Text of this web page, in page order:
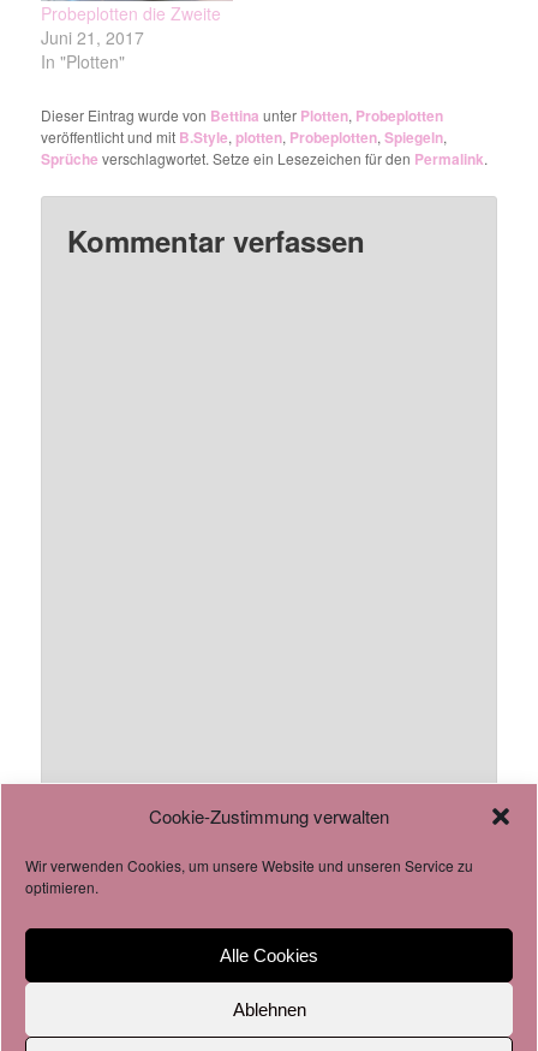
Cookie-Zustimmung verwalten
Wir verwenden Cookies, um unsere Website und unseren Service zu
optimieren.
Alle Cookies
Ablehnen
Probeplotten die Zweite
Juni 21, 2017
In "Plotten"
Dieser Eintrag wurde von Bettina unter Plotten, Probeplotten
veröffentlicht und mit B.Style,plotten, Probeplotten,Spiegeln,
Sprüche verschlagwortet. Setze ein Lesezeichen für den Permalink.
Kommentar verfassen
AGB
Datenschutzverordnung
Cookie-Richtlinie
Impressum & Datenschutz Stolz präsentiert von WordPress